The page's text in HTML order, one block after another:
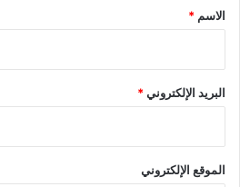
*
الاسم *
البريد الإلكتروني*
الموقع الإلكتروني